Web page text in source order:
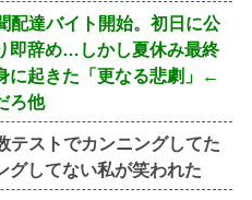
配達バイト開始。初日に公
即辞め…しかし夏休み最終
に起きた「更なる悲劇」←
ろ他
テストでカンニングしてた
グしてない私が笑われた